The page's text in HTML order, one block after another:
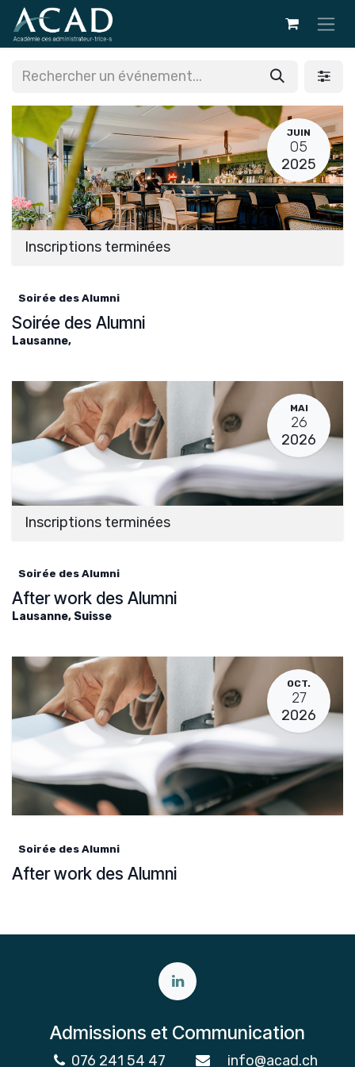
Se rendre au contenu
JUIN
05
2025
Inscriptions terminées
Soirée des Alumni
Soirée des Alumni
Lausanne,
MAI
26
2026
Inscriptions terminées
Soirée des Alumni
After work des Alumni
Lausanne, Suisse
OCT.
27
2026
Soirée des Alumni
After work des Alumni
Admissions et Communication
076 241 54 47 info@acad.ch